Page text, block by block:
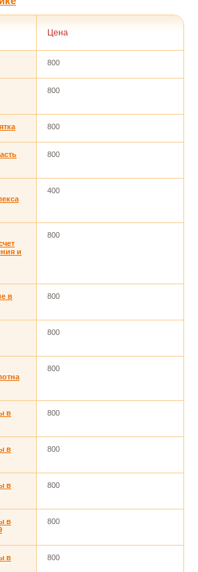
Цена
800
800
800
800
400
и
800
в
800
800
800
в
800
в
800
в
800
в
800
в
800